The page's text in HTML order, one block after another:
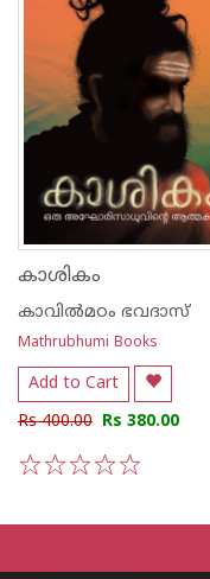
കാശികം
കാവില്‍മഠം ഭവദാസ്
Mathrubhumi Books
Add to Cart
Rs 400.00 Rs 380.00